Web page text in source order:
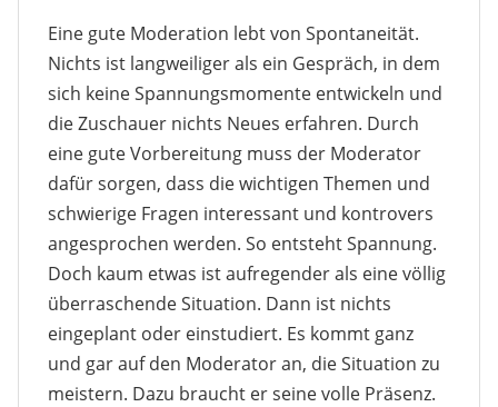
Eine gute Moderation lebt von Spontaneität.
Nichts ist langweiliger als ein Gespräch, in dem
sich keine Spannungsmomente entwickeln und
die Zuschauer nichts Neues erfahren. Durch
eine gute Vorbereitung muss der Moderator
dafür sorgen, dass die wichtigen Themen und
schwierige Fragen interessant und kontrovers
angesprochen werden. So entsteht Spannung.
Doch kaum etwas ist aufregender als eine völlig
überraschende Situation. Dann ist nichts
eingeplant oder einstudiert. Es kommt ganz
und gar auf den Moderator an, die Situation zu
meistern. Dazu braucht er seine volle Präsenz.